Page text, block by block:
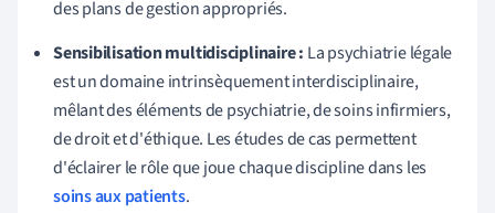
des plans de gestion appropriés.
Sensibilisation multidisciplinaire : La psychiatrie légale
est un domaine intrinsèquement interdisciplinaire,
mêlant des éléments de psychiatrie, de soins infirmiers,
de droit et d'éthique. Les études de cas permettent
d'éclairer le rôle que joue chaque discipline dans les
soins aux patients.